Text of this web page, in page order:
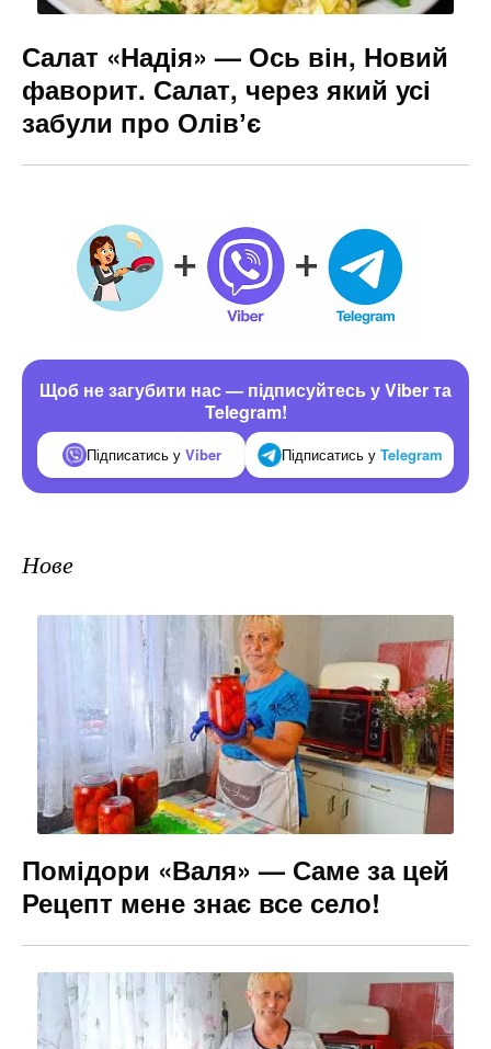
Салат «Надія» — Ось він, Новий
фаворит. Салат, через який усі
забули про Олівʼє
Щоб не загубити нас — підписуйтесь у Viber та
Telegram!
Підписатись у Viber Підписатись у Telegram
Нове
Помідори «Валя» — Саме за цей
Рецепт мене знає все село!